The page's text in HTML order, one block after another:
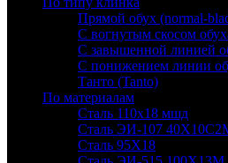
Прямой обух (normal-
С вогнутым скосом
С завышенной линией
С понижением линии
Танто (Tanto)
По материалам
Сталь 110х18 мшд
Сталь ЭИ-107
Сталь 95Х18